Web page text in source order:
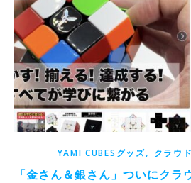
YAMI CUBESグッズ, クラウ
「金さん＆銀さん」ついにクラ